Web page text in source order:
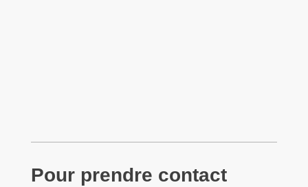
Pour prendre contact